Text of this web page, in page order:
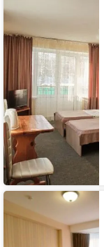
База
отдыха
Зарянка